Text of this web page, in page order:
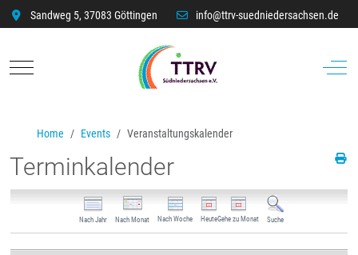
Sandweg 5, 37083 Göttingen info@ttrv-suedniedersachsen.de
Mobile Menu Toggle Off-
Home Events Veranstaltungskalender
Terminkalender
Nach Jahr Nach Monat Nach Woche HeuteGehe zu Monat Suche